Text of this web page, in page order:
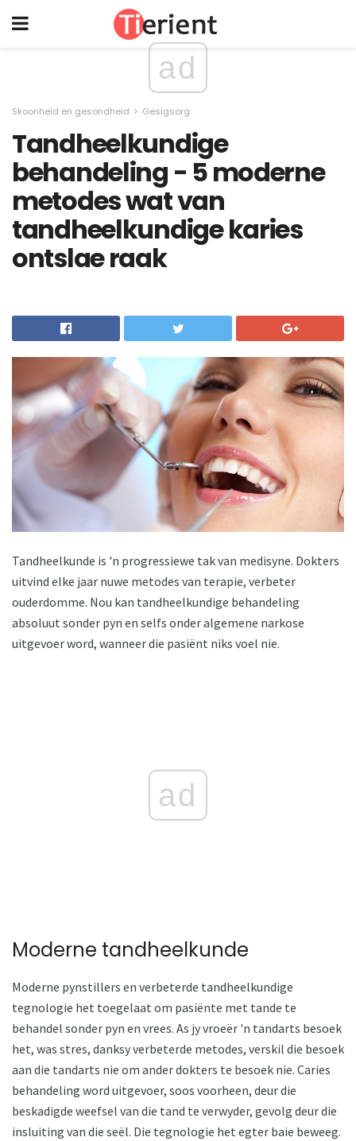
ad
Skoonheid en gesondheid Gesigsorg
Tandheelkundige
behandeling - 5 moderne
metodes wat van
tandheelkundige karies
ontslae raak
Tandheelkunde is 'n progressiewe tak van medisyne. Dokters
uitvind elke jaar nuwe metodes van terapie, verbeter
ouderdomme. Nou kan tandheelkundige behandeling
absoluut sonder pyn en selfs onder algemene narkose
uitgevoer word, wanneer die pasiënt niks voel nie.
ad
Moderne tandheelkunde
Moderne pynstillers en verbeterde tandheelkundige
tegnologie het toegelaat om pasiënte met tande te
behandel sonder pyn en vrees. As jy vroeër 'n tandarts besoek
het, was stres, danksy verbeterde metodes, verskil die besoek
aan die tandarts nie om ander dokters te besoek nie. Caries
behandeling word uitgevoer, soos voorheen, deur die
beskadigde weefsel van die tand te verwyder, gevolg deur die
insluiting van die seël. Die tegnologie het egter baie beweeg.